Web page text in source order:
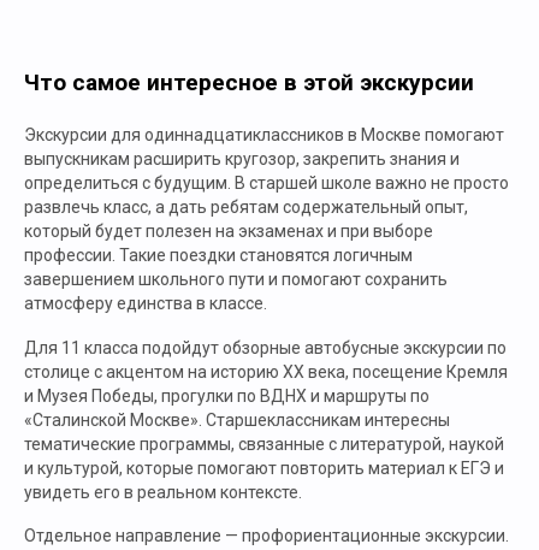
Что самое интересное в этой экскурсии
Экскурсии для одиннадцатиклассников в Москве помогают
выпускникам расширить кругозор, закрепить знания и
определиться с будущим. В старшей школе важно не просто
развлечь класс, а дать ребятам содержательный опыт,
который будет полезен на экзаменах и при выборе
профессии. Такие поездки становятся логичным
завершением школьного пути и помогают сохранить
атмосферу единства в классе.
Для 11 класса подойдут обзорные автобусные экскурсии по
столице с акцентом на историю XX века, посещение Кремля
и Музея Победы, прогулки по ВДНХ и маршруты по
«Сталинской Москве». Старшеклассникам интересны
тематические программы, связанные с литературой, наукой
и культурой, которые помогают повторить материал к ЕГЭ и
увидеть его в реальном контексте.
Отдельное направление — профориентационные экскурсии.